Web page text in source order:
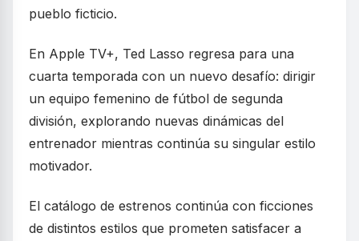
pueblo ficticio.
En Apple TV+, Ted Lasso regresa para una
cuarta temporada con un nuevo desafío: dirigir
un equipo femenino de fútbol de segunda
división, explorando nuevas dinámicas del
entrenador mientras continúa su singular estilo
motivador.
El catálogo de estrenos continúa con ficciones
de distintos estilos que prometen satisfacer a